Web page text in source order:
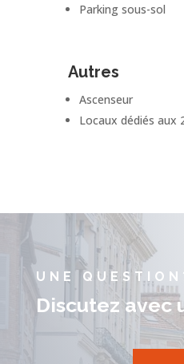
Parking sous-sol
Autres
Ascenseur
Locaux dédiés aux
UNE
Discutez avec